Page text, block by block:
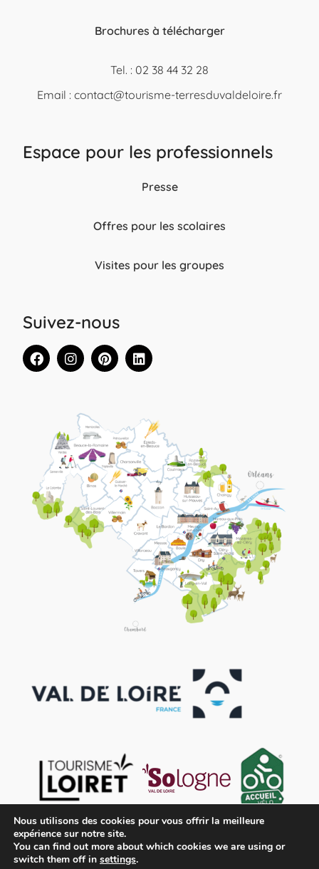
Brochures à télécharger
Tel. : 02 38 44 32 28
Email : contact@tourisme-terresduvaldeloire.fr
Espace pour les professionnels
Presse
Offres pour les scolaires
Visites pour les groupes
Suivez-nous
Nous utilisons des cookies pour vous offrir la meilleure
expérience sur notre site.
You can find out more about which cookies we are using or
switch them off in settings.